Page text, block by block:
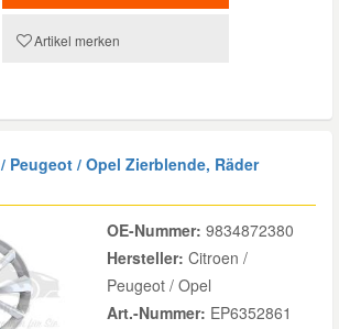
Artikel merken
Peugeot / Opel Zierblende, Räder
OE-Nummer: 9834872380
Hersteller: Citroen /
Peugeot / Opel
Art.-Nummer: EP6352861